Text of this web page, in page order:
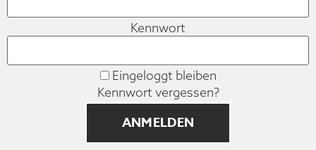
Kennwort
Eingeloggt bleiben
Kennwort vergessen?